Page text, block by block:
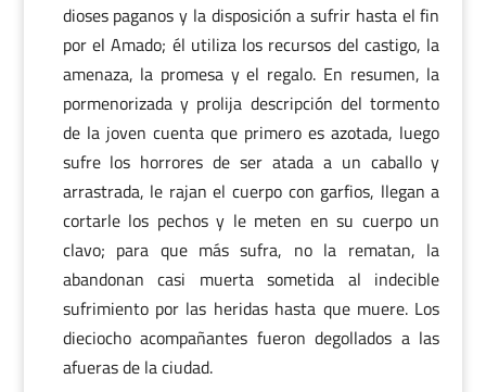
dioses paganos y la disposición a sufrir hasta el fin
por el Amado; él utiliza los recursos del castigo, la
amenaza, la promesa y el regalo. En resumen, la
pormenorizada y prolija descripción del tormento
de la joven cuenta que primero es azotada, luego
sufre los horrores de ser atada a un caballo y
arrastrada, le rajan el cuerpo con garfios, llegan a
cortarle los pechos y le meten en su cuerpo un
clavo; para que más sufra, no la rematan, la
abandonan casi muerta sometida al indecible
sufrimiento por las heridas hasta que muere. Los
dieciocho acompañantes fueron degollados a las
afueras de la ciudad.